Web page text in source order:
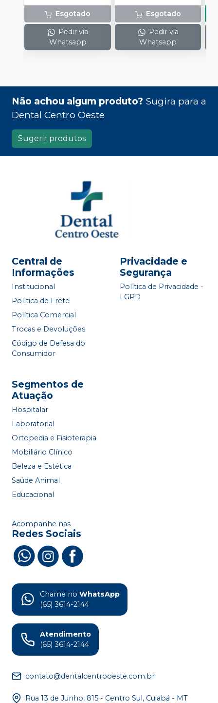
Esgotado
Pedir via
Whatsapp
Esgotado
Pedir via
Whatsapp
Não achou algum produto? Sugira para a
Dental Centro Oeste
Sugerir produtos
Central de
Informações
Institucional
Política de Frete
Política Comercial
Trocas e Devoluções
Código de Defesa do
Consumidor
Privacidade e
Segurança
Política de Privacidade -
LGPD
Segmentos de
Atuação
Hospitalar
Laboratorial
Ortopedia e Fisioterapia
Mobiliário Clínico
Beleza e Estética
Saúde Animal
Educacional
Acompanhe nas
Redes Sociais
Chame no WhatsApp
(65) 3614-2144
Atendimento
(65) 3614-2144
contato@dentalcentrooeste.com.br
Rua 13 de Junho, 815 - Centro Sul, Cuiabá - MT